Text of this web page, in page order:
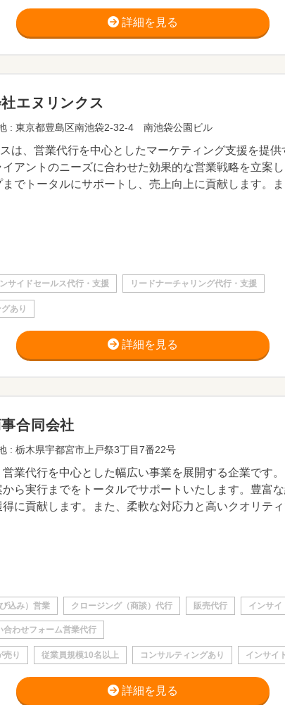
詳細を見る
エヌリンクス
: 東京都豊島区南池袋2-32-4 南池袋公園ビル
は、営業代行を中心としたマーケティング支援を提
イアントのニーズに合わせた効果的な営業戦略を立案
までトータルにサポートし、売上向上に貢献します。
サイドセールス代行・支援 リードナーチャリング代行・支援
あり
詳細を見る
合同会社
: 栃木県宇都宮市上戸祭3丁目7番22号
営業代行を中心とした幅広い事業を展開する企業です
ら実行までをトータルでサポートいたします。豊富
得に貢献します。また、柔軟な対応力と高いクオリテ
込み）営業 クロージング（商談）代行 販売代行 インサイ
合わせフォーム営業代行
売り 従業員規模10名以上 コンサルティングあり インサイ
詳細を見る